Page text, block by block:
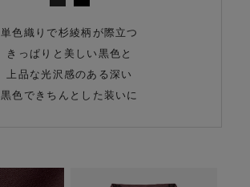
単色織りで杉綾柄が際立つ
きっぱりと美しい黒色と
上品な光沢感のある深い
黒色できちんとした装いに